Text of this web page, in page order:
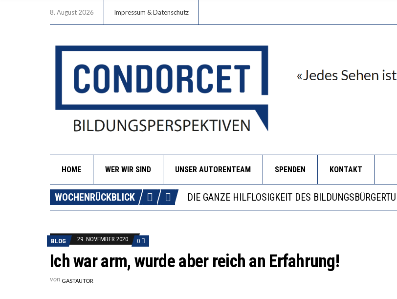
8. August 2026 Impressum & Datenschutz
HOME WER WIR SIND UNSER AUTORENTEAM SPENDEN KONTAKT
WOCHENRÜCKBLICK
DIE VERSTÄRKTE HARMONISIERUNG IM
DIE GANZE HILFLOSIGKEIT DES
WORAUS WÄCHST, WAS KINDER TRÄGT
DIE VERSTÄRKTE HARMONISIERUNG IM
BLOG 29. NOVEMBER 2020 0
Ich war arm, wurde aber reich an Erfahrung!
von GASTAUTOR